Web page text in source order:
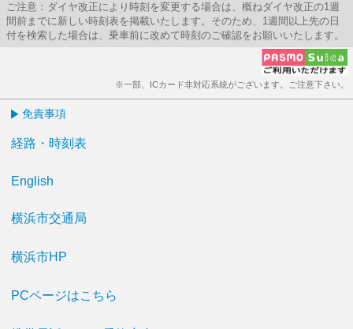
ご注意：ダイヤ改正により時刻を変更する場合は、概ねダイヤ改正の1週
間前までに新しい時刻表を掲載いたします。そのため、1週間以上先の日
付を検索した場合は、乗車前に改めて時刻のご確認をお願いいたします。
※一部、ICカード非対応系統がございます。ご注意下さい。
免責事項
経路・時刻表
English
横浜市交通局
横浜市HP
PCページはこちら